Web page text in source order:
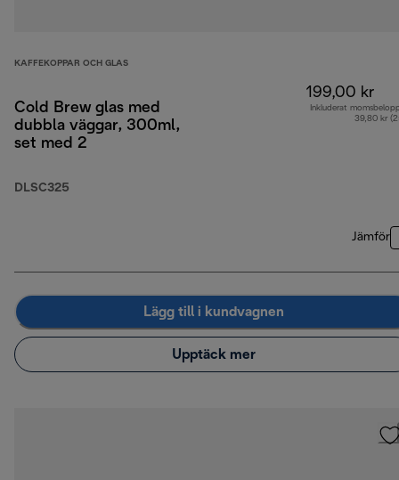
KAFFEKOPPAR OCH GLAS
Cold Brew glas med
dubbla väggar, 300ml,
set med 2
DLSC325
199,00 kr
Inkluderat
39,80 kr
Jämför
Lägg till i kundvagnen
Upptäck mer